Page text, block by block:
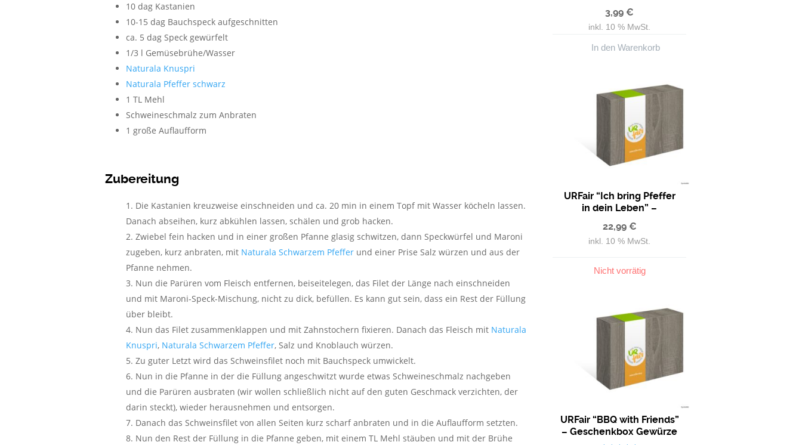
10 dag Kastanien
10-15 dag Bauchspeck aufgeschnitten
ca. 5 dag Speck gewürfelt
1/3 l Gemüsebrühe/Wasser
Naturala Knuspri
Naturala Pfeffer schwarz
1 TL Mehl
Schweineschmalz zum Anbraten
1 große Auflaufform
Zubereitung
Die Kastanien kreuzweise einschneiden und ca. 20 min in einem Topf mit Wasser köcheln lassen.
Danach abseihen, kurz abkühlen lassen, schälen und grob hacken.
Zwiebel fein hacken und in einer großen Pfanne glasig schwitzen, dann Speckwürfel und Maroni
zugeben, kurz anbraten, mit Naturala Schwarzem Pfeffer und einer Prise Salz würzen und aus der
Pfanne nehmen.
Nun die Parüren vom Fleisch entfernen, beiseitelegen, das Filet der Länge nach einschneiden
und mit Maroni-Speck-Mischung, nicht zu dick, befüllen. Es kann gut sein, dass ein Rest der Füllung
über bleibt.
Nun das Filet zusammenklappen und mit Zahnstochern fixieren. Danach das Fleisch mit Naturala
Knuspri, Naturala Schwarzem Pfeffer, Salz und Knoblauch würzen.
Zu guter Letzt wird das Schweinsfilet noch mit Bauchspeck umwickelt.
Nun in die Pfanne in der die Füllung angeschwitzt wurde etwas Schweineschmalz nachgeben
und die Parüren ausbraten (wir wollen schließlich nicht auf den guten Geschmack verzichten, der
darin steckt), wieder herausnehmen und entsorgen.
Danach das Schweinsfilet von allen Seiten kurz scharf anbraten und in die Auflaufform setzten.
Nun den Rest der Füllung in die Pfanne geben, mit einem TL Mehl stäuben und mit der Brühe
3,99€
inkl. 10 % MwSt.
In den Warenkorb
URFair “Ich bring Pfeffer
in dein Leben” –
22,99 €
inkl. 10 % MwSt.
Nicht vorrätig
URFair “BBQ with Friends”
– Geschenkbox Gewürze